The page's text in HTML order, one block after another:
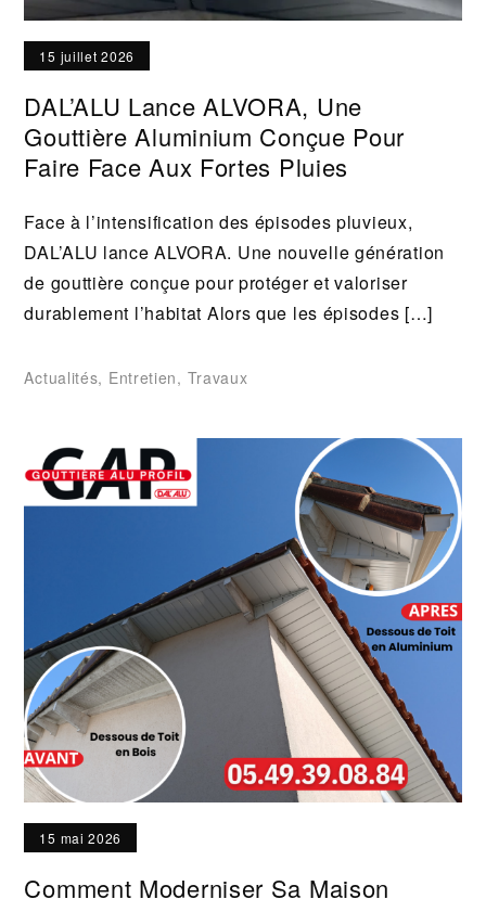
15 juillet 2026
DAL’ALU Lance ALVORA, Une
Gouttière Aluminium Conçue Pour
Faire Face Aux Fortes Pluies
Face à l’intensification des épisodes pluvieux,
DAL’ALU lance ALVORA. Une nouvelle génération
de gouttière conçue pour protéger et valoriser
durablement l’habitat Alors que les épisodes […]
Actualités, Entretien, Travaux
15 mai 2026
Comment Moderniser Sa Maison